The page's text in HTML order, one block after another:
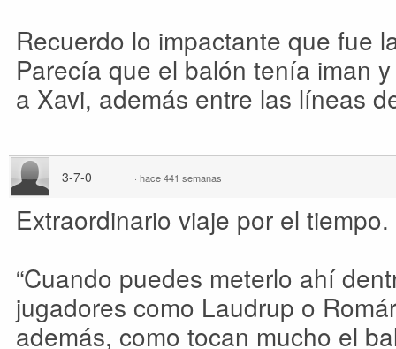
Recuerdo lo impactante que fue
Parecía que el balón tenía iman
a Xavi, además entre las líneas
3-7-0 · hace 441 semanas
Extraordinario viaje por el
“Cuando puedes meterlo ahí
jugadores como Laudrup o
además, como tocan mucho el